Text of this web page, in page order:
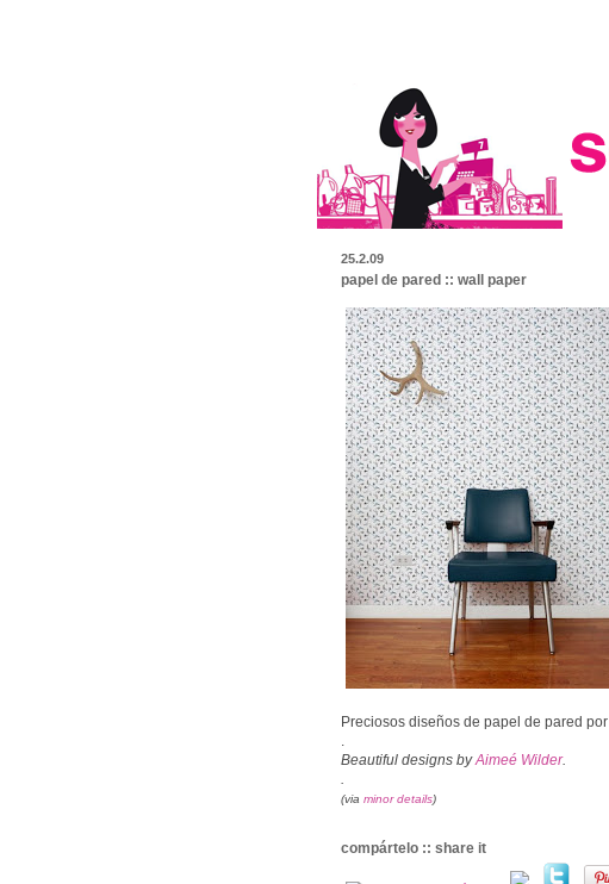
25.2.09
papel de pared :: wall paper
Preciosos diseños de papel de pared por
.
Beautiful designs byAimeé Wilder.
.
(via minor details)
compártelo :: share it